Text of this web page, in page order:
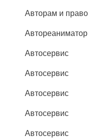
Авторам и
Автореаниматор
Автосервис
Автосервис
Автосервис
Автосервис
Автосервис